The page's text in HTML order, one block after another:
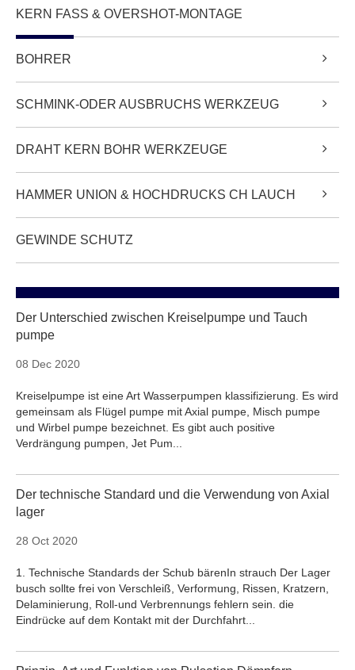
KERN FASS & OVERSHOT-MONTAGE
BOHRER
SCHMINK-ODER AUSBRUCHS WERKZEUG
DRAHT KERN BOHR WERKZEUGE
HAMMER UNION & HOCHDRUCKS CH LAUCH
GEWINDE SCHUTZ
Der Unterschied zwischen Kreiselpumpe und Tauch
pumpe
08 Dec 2020
Kreiselpumpe ist eine Art Wasserpumpen klassifizierung. Es wird
gemeinsam als Flügel pumpe mit Axial pumpe, Misch pumpe
und Wirbel pumpe bezeichnet. Es gibt auch positive
Verdrängung pumpen, Jet Pum...
Der technische Standard und die Verwendung von Axial
lager
28 Oct 2020
1. Technische Standards der Schub bärenIn strauch Der Lager
busch sollte frei von Verschleiß, Verformung, Rissen, Kratzern,
Delaminierung, Roll-und Verbrennungs fehlern sein. die
Eindrücke auf dem Kontakt mit der Durchfahrt...